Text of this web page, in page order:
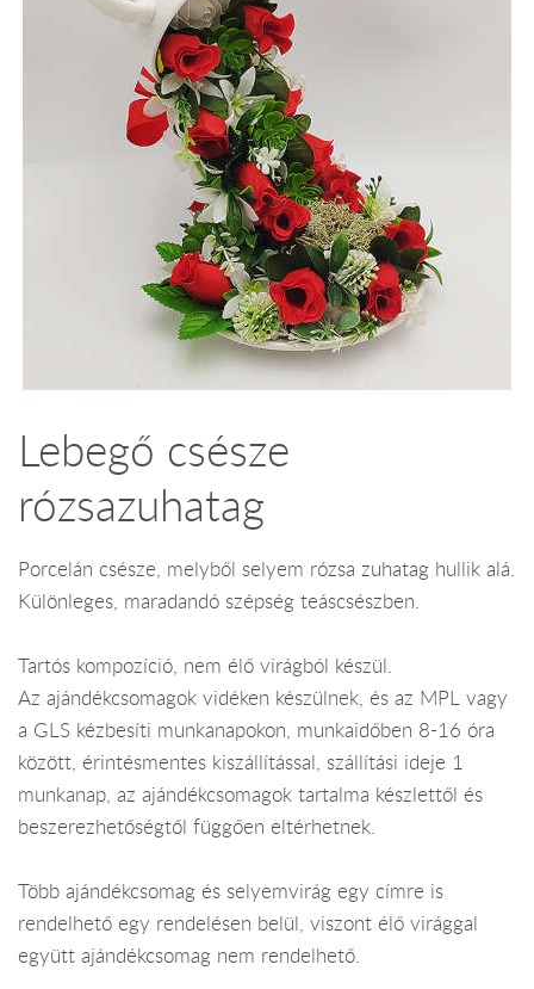
Lebegő csésze
rózsazuhatag
Porcelán csésze, melyből selyem rózsa zuhatag hullik alá.
Különleges, maradandó szépség teáscsészben.
Tartós kompozíció, nem élő virágból készül.
Az ajándékcsomagok vidéken készülnek, és az MPL vagy
a GLS kézbesíti munkanapokon, munkaidőben 8-16 óra
között, érintésmentes kiszállítással, szállítási ideje 1
munkanap, az ajándékcsomagok tartalma készlettől és
beszerezhetőségtől függően eltérhetnek.
Több ajándékcsomag és selyemvirág egy címre is
rendelhető egy rendelésen belül, viszont élő virággal
együtt ajándékcsomag nem rendelhető.